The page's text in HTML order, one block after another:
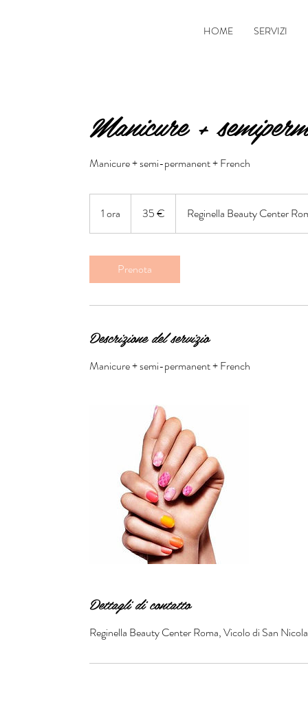
HOME SERVIZI
Manicure +
Manicure + semi-permanent + French
1 ora
o
35 € Reginella Beauty Center
Prenota
Descrizione del servizio
Manicure + semi-permanent + French
Dettagli di contatto
Reginella Beauty Center Roma, Vicolo di San